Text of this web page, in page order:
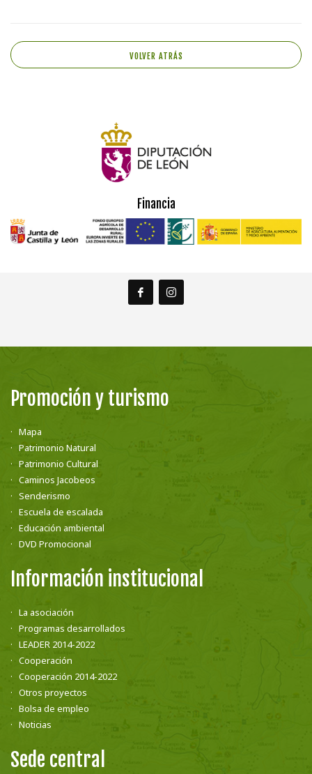
VOLVER ATRÁS
Financia
Promoción y turismo
Mapa
Patrimonio Natural
Patrimonio Cultural
Caminos Jacobeos
Senderismo
Escuela de escalada
Educación ambiental
DVD Promocional
Información institucional
La asociación
Programas desarrollados
LEADER 2014-2022
Cooperación
Cooperación 2014-2022
Otros proyectos
Bolsa de empleo
Noticias
Sede central